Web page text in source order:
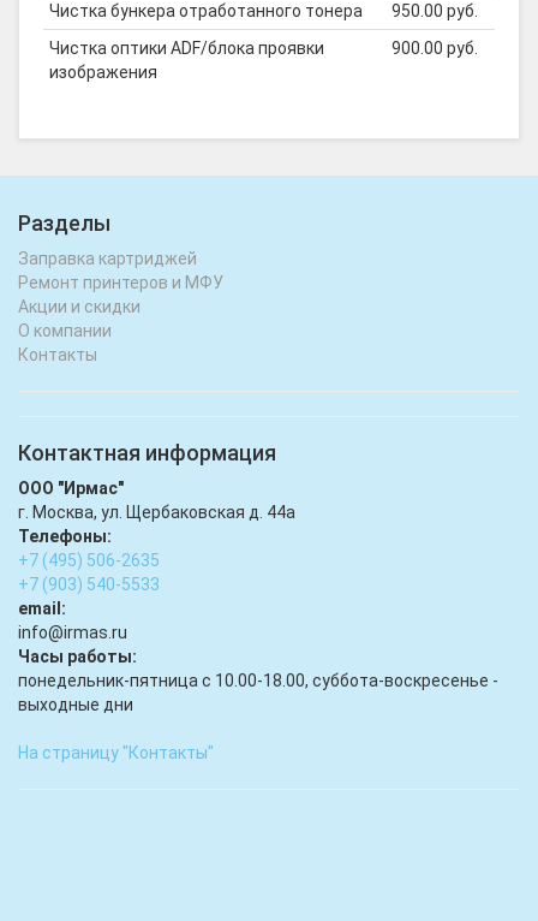
Чистка бункера отработанного тонера
950.00 руб.
Чистка оптики ADF/блока проявки
изображения
900.00 руб.
Разделы
Заправка картриджей
Ремонт принтеров и МФУ
Акции и скидки
О компании
Контакты
Контактная информация
ООО "Ирмас"
г. Москва, ул. Щербаковская д. 44а
Телефоны:
+7 (495) 506-2635
+7 (903) 540-5533
email:
infо@irmas.ru
Часы работы:
понедельник-пятница с 10.00-18.00, суббота-воскресенье -
выходные дни
На страницу "Контакты"